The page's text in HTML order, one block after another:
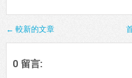
← 較新的文章
0 留言: